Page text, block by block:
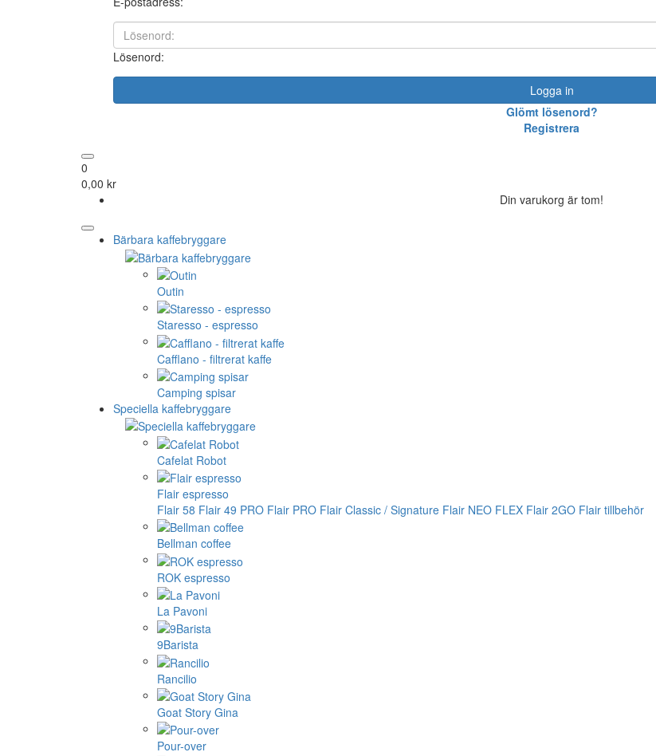
Lösenord:
Logga in
Glömt lösenord?
Registrera
0
0,00 kr
Din varukorg är tom!
Bärbara kaffebryggare
Outin
Staresso - espresso
Cafflano - filtrerat kaffe
Camping spisar
Speciella kaffebryggare
Cafelat Robot
Flair espresso
Flair 58 Flair 49 PRO Flair PRO Flair Classic / Signature Flair NEO FLEX Flair 2GO Flair tillbehör
Bellman coffee
ROK espresso
La Pavoni
9Barista
Rancilio
Goat Story Gina
Pour-over